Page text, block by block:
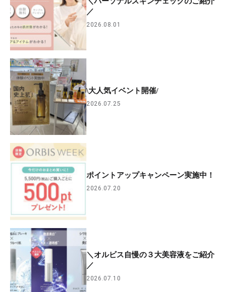
／
2026.08.01
\大人気イベント開催/
2026.07.25
ポイントアップキャンペーン実施中！
2026.07.20
＼オルビス自慢の３大美容液をご紹介
／
2026.07.10